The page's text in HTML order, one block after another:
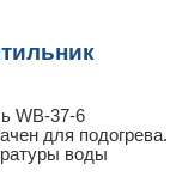
WB-37-6
для подогрева.
воды